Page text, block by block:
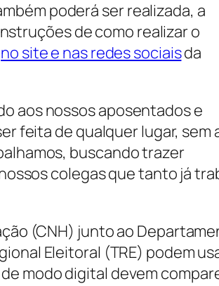
poderá ser realizada, a
de como realizar o
no site e nas redes sociaisda
aos nossos aposentados e
feita de qualquer lugar, sem
buscando trazer
colegas que tanto já
(CNH) junto ao
Eleitoral (TRE) podem
modo digital devem